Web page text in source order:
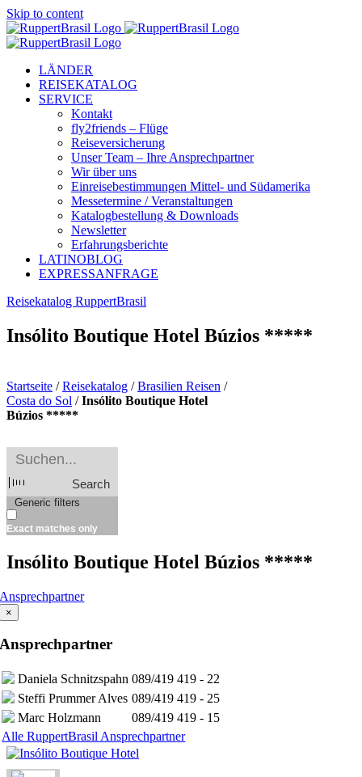
Skip to content
LÄNDER
REISEKATALOG
SERVICE
Kontakt
fly2friends – Flüge
Reiseversicherung
Unser Team – Ihre Ansprechpartner
Wir über uns
Einreisebestimmungen Mittel- und Südamerika
Messetermine / Veranstaltungen
Katalogbestellung & Downloads
Newsletter
Erfahrungsberichte
LATINOBLOG
EXPRESSANFRAGE
Reisekatalog RuppertBrasil
Insólito Boutique Hotel Búzios *****
Startseite /Reisekatalog /Brasilien Reisen /
Costa do Sol /Insólito Boutique Hotel
Búzios *****
Search
Generic filters
Exact matches only
Insólito Boutique Hotel Búzios *****
Ansprechpartner
×
Ansprechpartner
Daniela Schnitzspahn 089/419 419 - 22
Steffi Prummer Alves 089/419 419 - 25
Marc Holzmann
089/419 419 - 15
Alle RuppertBrasil Ansprechpartner